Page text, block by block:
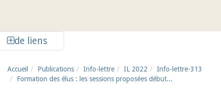
de liens
Accueil Publications Info-lettre IL 2022
Info-lettre-313
Formation des élus : les sessions proposées début...